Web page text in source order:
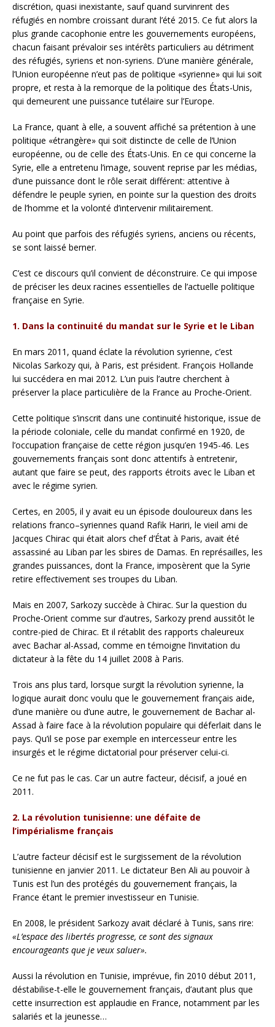
discrétion, quasi inexistante, sauf quand survinrent des
réfugiés en nombre croissant durant l’été 2015. Ce fut alors la
plus grande cacophonie entre les gouvernements européens,
chacun faisant prévaloir ses intérêts particuliers au détriment
des réfugiés, syriens et non-syriens. D’une manière générale,
l’Union européenne n’eut pas de politique «syrienne» qui lui soit
propre, et resta à la remorque de la politique des États-Unis,
qui demeurent une puissance tutélaire sur l’Europe.
La France, quant à elle, a souvent affiché sa prétention à une
politique «étrangère» qui soit distincte de celle de l’Union
européenne, ou de celle des États-Unis. En ce qui concerne la
Syrie, elle a entretenu l’image, souvent reprise par les médias,
d’une puissance dont le rôle serait différent: attentive à
défendre le peuple syrien, en pointe sur la question des droits
de l’homme et la volonté d’intervenir militairement.
Au point que parfois des réfugiés syriens, anciens ou récents,
se sont laissé berner.
C’est ce discours qu’il convient de déconstruire. Ce qui impose
de préciser les deux racines essentielles de l’actuelle politique
française en Syrie.
1. Dans la continuité du mandat sur le Syrie et le Liban
En mars 2011, quand éclate la révolution syrienne, c’est
Nicolas Sarkozy qui, à Paris, est président. François Hollande
lui succédera en mai 2012. L’un puis l’autre cherchent à
préserver la place particulière de la France au Proche-Orient.
Cette politique s’inscrit dans une continuité historique, issue de
la période coloniale, celle du mandat confirmé en 1920, de
l’occupation française de cette région jusqu’en 1945-46. Les
gouvernements français sont donc attentifs à entretenir,
autant que faire se peut, des rapports étroits avec le Liban et
avec le régime syrien.
Certes, en 2005, il y avait eu un épisode douloureux dans les
relations franco–syriennes quand Rafik Hariri, le vieil ami de
Jacques Chirac qui était alors chef d’État à Paris, avait été
assassiné au Liban par les sbires de Damas. En représailles, les
grandes puissances, dont la France, imposèrent que la Syrie
retire effectivement ses troupes du Liban.
Mais en 2007, Sarkozy succède à Chirac. Sur la question du
Proche-Orient comme sur d’autres, Sarkozy prend aussitôt le
contre-pied de Chirac. Et il rétablit des rapports chaleureux
avec Bachar al-Assad, comme en témoigne l’invitation du
dictateur à la fête du 14 juillet 2008 à Paris.
Trois ans plus tard, lorsque surgit la révolution syrienne, la
logique aurait donc voulu que le gouvernement français aide,
d’une manière ou d’une autre, le gouvernement de Bachar al-
Assad à faire face à la révolution populaire qui déferlait dans le
pays. Qu’il se pose par exemple en intercesseur entre les
insurgés et le régime dictatorial pour préserver celui-ci.
Ce ne fut pas le cas. Car un autre facteur, décisif, a joué en
2011.
2. La révolution tunisienne: une défaite de
l’impérialisme français
L’autre facteur décisif est le surgissement de la révolution
tunisienne en janvier 2011. Le dictateur Ben Ali au pouvoir à
Tunis est l’un des protégés du gouvernement français, la
France étant le premier investisseur en Tunisie.
En 2008, le président Sarkozy avait déclaré à Tunis, sans rire:
«L’espace des libertés progresse, ce sont des signaux
encourageants que je veux saluer».
Aussi la révolution en Tunisie, imprévue, fin 2010 début 2011,
déstabilise-t-elle le gouvernement français, d’autant plus que
cette insurrection est applaudie en France, notamment par les
salariés et la jeunesse…